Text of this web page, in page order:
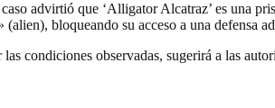
advirtió que ‘Alligator Alcatraz’ es una
bloqueando su acceso a una defensa
condiciones observadas, sugerirá a las